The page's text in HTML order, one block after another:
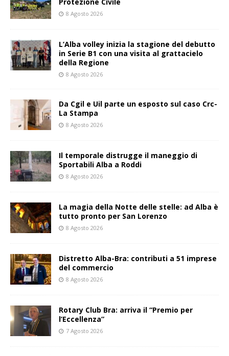
8 Agosto 2026
L’Alba volley inizia la stagione del debutto
in Serie B1 con una visita al grattacielo
della Regione
8 Agosto 2026
Da Cgil e Uil parte un esposto sul caso Crc-
La Stampa
8 Agosto 2026
Il temporale distrugge il maneggio di
Sportabili Alba a Roddi
8 Agosto 2026
La magia della Notte delle stelle: ad Alba è
tutto pronto per San Lorenzo
8 Agosto 2026
Distretto Alba-Bra: contributi a 51 imprese
del commercio
8 Agosto 2026
Rotary Club Bra: arriva il “Premio per
l’Eccellenza”
7 Agosto 2026